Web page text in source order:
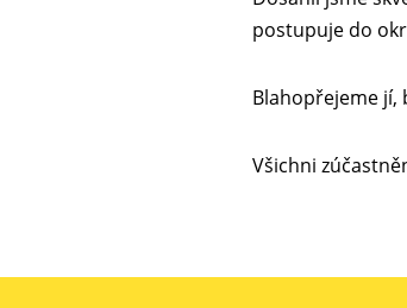
postupuje do
Blahopřejeme jí,
Všichni